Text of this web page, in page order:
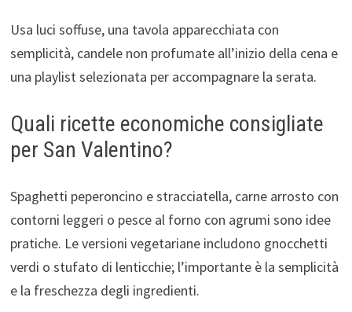
Usa luci soffuse, una tavola apparecchiata con
semplicità, candele non profumate all’inizio della cena e
una playlist selezionata per accompagnare la serata.
Quali ricette economiche consigliate
per San Valentino?
Spaghetti peperoncino e stracciatella, carne arrosto con
contorni leggeri o pesce al forno con agrumi sono idee
pratiche. Le versioni vegetariane includono gnocchetti
verdi o stufato di lenticchie; l’importante è la semplicità
e la freschezza degli ingredienti.